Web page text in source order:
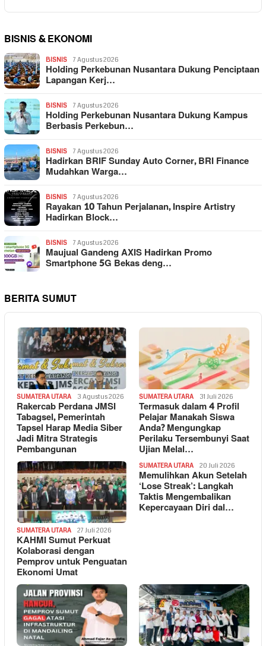
BISNIS & EKONOMI
BISNIS 7 Agustus 2026
Holding Perkebunan Nusantara Dukung Penciptaan
Lapangan Kerj…
BISNIS 7 Agustus 2026
Holding Perkebunan Nusantara Dukung Kampus
Berbasis Perkebun…
BISNIS 7 Agustus 2026
Hadirkan BRIF Sunday Auto Corner, BRI Finance
Mudahkan Warga…
BISNIS 7 Agustus 2026
Rayakan 10 Tahun Perjalanan, Inspire Artistry
Hadirkan Block…
BISNIS 7 Agustus 2026
Maujual Gandeng AXIS Hadirkan Promo
Smartphone 5G Bekas deng…
BERITA SUMUT
SUMATERA UTARA 3 Agustus 2026
Rakercab Perdana JMSI
Tabagsel, Pemerintah
Tapsel Harap Media Siber
Jadi Mitra Strategis
Pembangunan
SUMATERA UTARA 31 Juli 2026
Termasuk dalam 4 Profil
Pelajar Manakah Siswa
Anda? Mengungkap
Perilaku Tersembunyi Saat
Ujian Melal…
SUMATERA UTARA 27 Juli 2026
KAHMI Sumut Perkuat
Kolaborasi dengan
Pemprov untuk Penguatan
Ekonomi Umat
SUMATERA UTARA 20 Juli 2026
Memulihkan Akun Setelah
‘Lose Streak’: Langkah
Taktis Mengembalikan
Kepercayaan Diri dal…